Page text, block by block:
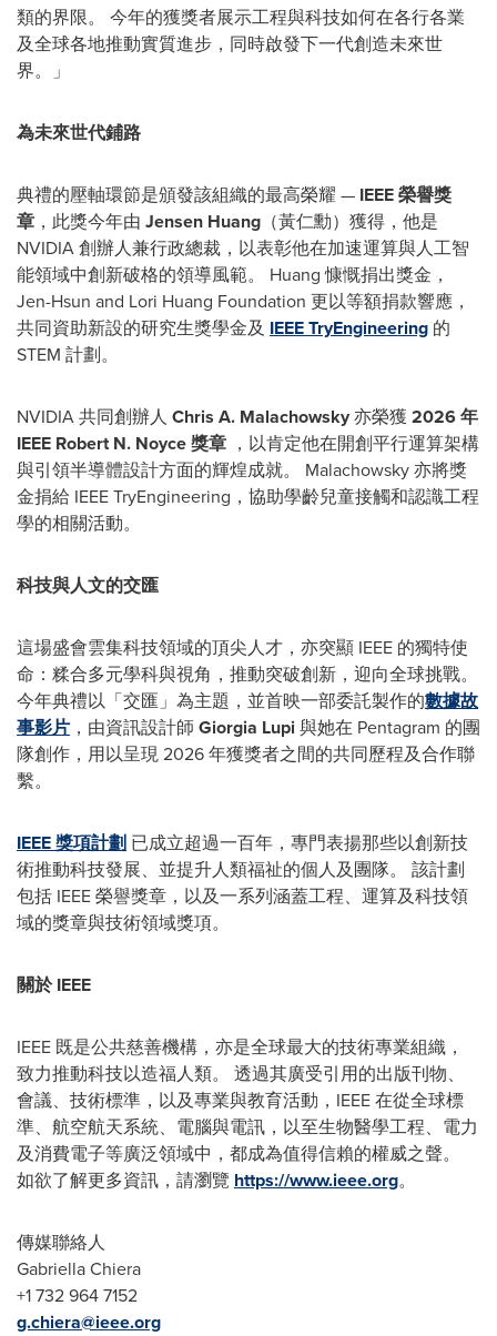
類的界限。 今年的獲獎者展示工程與科技如何在各行各業
及全球各地推動實質進步，同時啟發下一代創造未來世
界。」
為未來世代鋪路
典禮的壓軸環節是頒發該組織的最高榮耀 — IEEE 榮譽獎
章 ，此獎今年由 Jensen Huang （黃仁勳）獲得，他是
NVIDIA 創辦人兼行政總裁，以表彰他在加速運算與人工智
能領域中創新破格的領導風範。 Huang 慷慨捐出獎金，
Jen-Hsun and Lori Huang Foundation 更以等額捐款響應，
共同資助新設的研究生獎學金及 IEEE TryEngineering 的
STEM 計劃。
NVIDIA 共同創辦人 Chris A. Malachowsky亦榮獲 2026 年
IEEE Robert N. Noyce 獎章 ，以肯定他在開創平行運算架構
與引領半導體設計方面的輝煌成就。 Malachowsky 亦將獎
金捐給 IEEE TryEngineering，協助學齡兒童接觸和認識工程
學的相關活動。
科技與人文的交匯
這場盛會雲集科技領域的頂尖人才，亦突顯 IEEE 的獨特使
命：糅合多元學科與視角，推動突破創新，迎向全球挑戰。
今年典禮以「交匯」為主題，並首映一部委託製作的數據故
事影片 ，由資訊設計師 Giorgia Lupi 與她在 Pentagram 的團
隊創作，用以呈現 2026 年獲獎者之間的共同歷程及合作聯
繫。
IEEE 獎項計劃 已成立超過一百年，專門表揚那些以創新技
術推動科技發展、並提升人類福祉的個人及團隊。 該計劃
包括 IEEE 榮譽獎章，以及一系列涵蓋工程、運算及科技領
域的獎章與技術領域獎項。
關於 IEEE
IEEE 既是公共慈善機構，亦是全球最大的技術專業組織，
致力推動科技以造福人類。 透過其廣受引用的出版刊物、
會議、技術標準，以及專業與教育活動，IEEE 在從全球標
準、航空航天系統、電腦與電訊，以至生物醫學工程、電力
及消費電子等廣泛領域中，都成為值得信賴的權威之聲。
如欲了解更多資訊，請瀏覽 https://www.ieee.org。
傳媒聯絡人
Gabriella Chiera
+1 732 964 7152
g.chiera@ieee.org